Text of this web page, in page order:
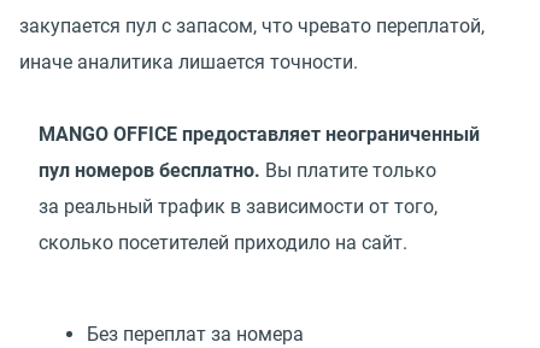
закупается пул с запасом, что чревато переплатой,
иначе аналитика лишается точности.
MANGO OFFICE предоставляет неограниченный
пул номеров бесплатно. Вы платите только
за реальный трафик в зависимости от того,
сколько посетителей приходило на сайт.
Без переплат за номера